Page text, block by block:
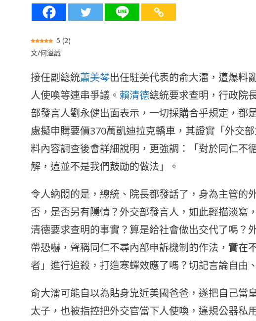
5 (2)
文/何溢誠
接任副總統蕭美琴出任駐美代表的俞⼤㵢，遭爆料
⼈使喚等連串爭議。 賴清德總統要求查明，行政院
部發⾔⼈劉永健出⾯表⽰，⼀切採購合乎規定，都
處擬申購要價370萬凱迪拉克轎車，其證實「外交
料內容調查後會詳細說明，更強調：「對於同仁不
解，這並不是我們⿎勵的做法」。
令人納悶的是，總統、院長都發話了，身為主管的
否，是否另有隱情？外交部發言人，如此輕描淡寫
清德要求查明的事實？算是給社會做出交代了嗎？
帶恐嚇，聲稱同仁不尋內部申訴機制的作法，實在
者」進行追殺，打造寒蟬效應了嗎？切記言論自由
俞大㵢可能自以為貼身靠近美國爸爸，遂把自己當
太子，也被指控把外交官當下人使喚，違規公器私